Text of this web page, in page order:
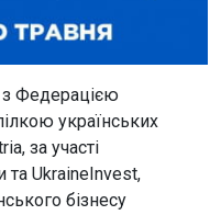
з Федерацією
українських
за участі
та UkraineInvest,
бізнесу